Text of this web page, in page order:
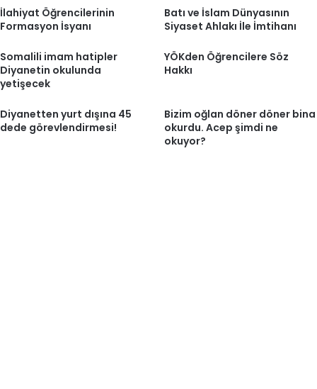
İlahiyat Öğrencilerinin
Formasyon İsyanı
Batı ve İslam Dünyasının
Siyaset Ahlakı İle İmtihanı
Somalili imam hatipler
Diyanetin okulunda
yetişecek
YÖKden Öğrencilere Söz
Hakkı
Diyanetten yurt dışına 45
dede görevlendirmesi!
Bizim oğlan döner döner bina
okurdu. Acep şimdi ne
okuyor?